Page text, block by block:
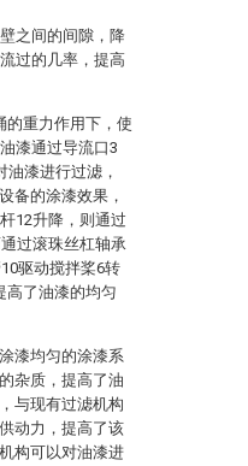
之间的间隙，降
过的几率，提高
的重力作用下，使
漆通过导流口3
漆进行过滤，
备的涂漆效果，
12升降，则通过
过滚珠丝杠轴承
驱动搅拌桨6转
高了油漆的均匀
漆均匀的涂漆系
杂质，提高了油
与现有过滤机构
动力，提高了该
构可以对油漆进